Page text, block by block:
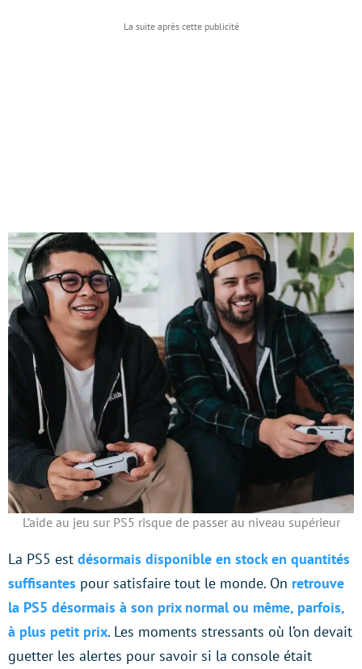
L’aide au jeu sur PS5 risque de passer au niveau supérieur
La PS5 est désormais disponible en stock en quantités
suffisantes pour satisfaire tout le monde. On retrouve
la PS5 désormais à son prix normal ou même, parfois,
à plus petit prix. Les moments stressants où l’on devait
guetter les alertes pour savoir si la console était